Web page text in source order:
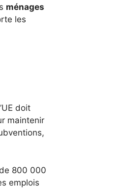
ménages
les
doit
maintenir
800 000
emplois